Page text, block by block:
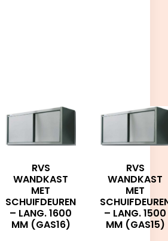
RVS
WANDKAST
MET
SCHUIFDEUREN
– LANG. 1600
MM (GAS16)
RVS
WANDKAST
MET
– LANG. 1500
MM (GAS15)